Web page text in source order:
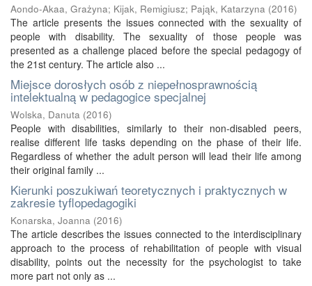
Aondo-Akaa, Grażyna; Kijak, Remigiusz; Pająk, Katarzyna (2016)
The article presents the issues connected with the sexuality of
people with disability. The sexuality of those people was
presented as a challenge placed before the special pedagogy of
the 21st century. The article also ...
Miejsce dorosłych osób z niepełnosprawnością
intelektualną w pedagogice specjalnej
Wolska, Danuta (2016)
People with disabilities, similarly to their non-disabled peers,
realise different life tasks depending on the phase of their life.
Regardless of whether the adult person will lead their life among
their original family ...
Kierunki poszukiwań teoretycznych i praktycznych w
zakresie tyflopedagogiki
Konarska, Joanna (2016)
The article describes the issues connected to the interdisciplinary
approach to the process of rehabilitation of people with visual
disability, points out the necessity for the psychologist to take
more part not only as ...